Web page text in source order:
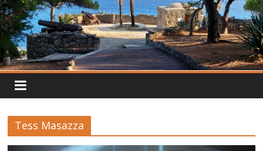
Tess Masazza